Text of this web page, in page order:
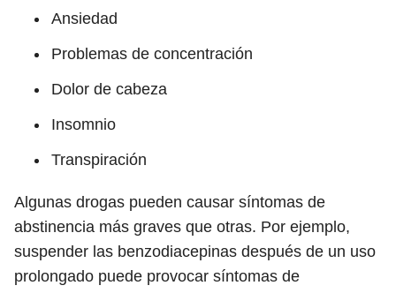
Ansiedad
Problemas de concentración
Dolor de cabeza
Insomnio
Transpiración
Algunas drogas pueden causar síntomas de
abstinencia más graves que otras. Por ejemplo,
suspender las benzodiacepinas después de un uso
prolongado puede provocar síntomas de